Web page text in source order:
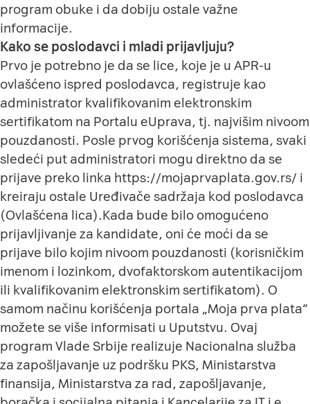
program obuke i da dobiju ostale važne
informacije.
Kako se poslodavci i mladi prijavljuju?
Prvo je potrebno je da se lice, koje je u APR-u
ovlašćeno ispred poslodavca, registruje kao
administrator kvalifikovanim elektronskim
sertifikatom na Portalu eUprava, tj. najvišim nivoom
pouzdanosti. Posle prvog korišćenja sistema, svaki
sledeći put administratori mogu direktno da se
prijave preko linka https://mojaprvaplata.gov.rs/ i
kreiraju ostale Uređivače sadržaja kod poslodavca
(Ovlašćena lica).Kada bude bilo omogućeno
prijavljivanje za kandidate, oni će moći da se
prijave bilo kojim nivoom pouzdanosti (korisničkim
imenom i lozinkom, dvofaktorskom autentikacijom
ili kvalifikovanim elektronskim sertifikatom). O
samom načinu korišćenja portala „Moja prva plata“
možete se više informisati u Uputstvu. Ovaj
program Vlade Srbije realizuje Nacionalna služba
za zapošljavanje uz podršku PKS, Ministarstva
finansija, Ministarstva za rad, zapošljavanje,